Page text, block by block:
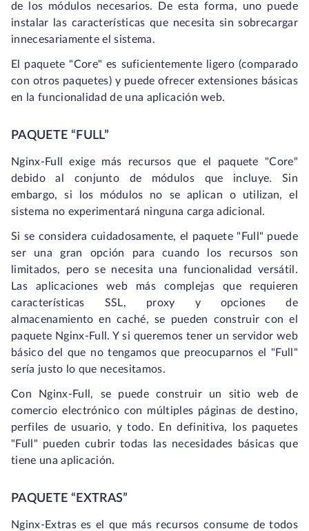
de los módulos necesarios. De esta forma, uno puede
instalar las características que necesita sin sobrecargar
innecesariamente el sistema.
El paquete "Core" es suficientemente ligero (comparado
con otros paquetes) y puede ofrecer extensiones básicas
en la funcionalidad de una aplicación web.
PAQUETE “FULL”
Nginx-Full exige más recursos que el paquete "Core"
debido al conjunto de módulos que incluye. Sin
embargo, si los módulos no se aplican o utilizan, el
sistema no experimentará ninguna carga adicional.
Si se considera cuidadosamente, el paquete "Full" puede
ser una gran opción para cuando los recursos son
limitados, pero se necesita una funcionalidad versátil.
Las aplicaciones web más complejas que requieren
características SSL, proxy y opciones de
almacenamiento en caché, se pueden construir con el
paquete Nginx-Full. Y si queremos tener un servidor web
básico del que no tengamos que preocuparnos el "Full"
sería justo lo que necesitamos.
Con Nginx-Full, se puede construir un sitio web de
comercio electrónico con múltiples páginas de destino,
perfiles de usuario, y todo. En definitiva, los paquetes
"Full" pueden cubrir todas las necesidades básicas que
tiene una aplicación.
PAQUETE “EXTRAS”
Nginx-Extras es el que más recursos consume de todos